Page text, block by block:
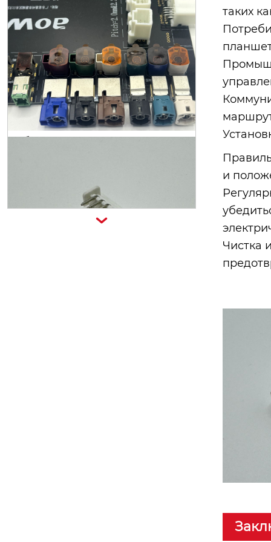
200-73003-0-00

таких
и
Чистка